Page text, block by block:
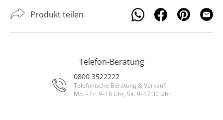
Produkt teilen
Telefon-Beratung
0800 3522222
Telefonische Beratung & Verkauf
Mo. – Fr. 9–18 Uhr, Sa. 9–17:30 Uhr